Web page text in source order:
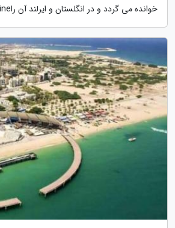
خوانده می گردد و در انگلستان و ایرلند آن راaubergine می نامند.